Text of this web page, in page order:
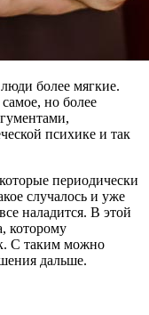
более мягкие.
но более
психике и так
периодически
случалось и уже
наладится. В этой
которому
С таким можно
дальше.